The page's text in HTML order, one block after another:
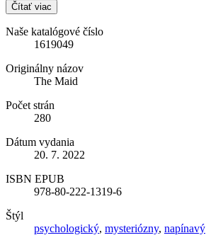
Čítať viac
Naše katalógové číslo
1619049
Originálny názov
The Maid
Počet strán
280
Dátum vydania
20. 7. 2022
ISBN EPUB
978-80-222-1319-6
Štýl
psychologický, mysteriózny, napínavý